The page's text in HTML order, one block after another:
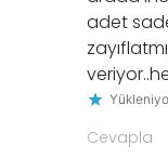
adet
Cevapla